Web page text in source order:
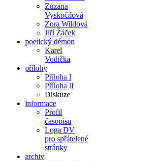
Zuzana
Vyskočilová
Zora Wildová
Jiří Žáček
poetický démon
Karel
Vodička
přílohy
Příloha I
Příloha II
Diskuze
informace
Profil
časopisu
Loga DV
pro spřátelené
stránky
archiv